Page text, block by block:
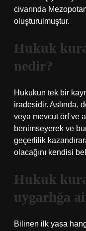
civarında
oluşturulmuştur.
Hukuk
nedir?
Hukukun tek bir
iradesidir. Aslında,
veya mevcut örf ve
benimseyerek ve
geçerlilik
olacağını kendisi
Hukuk
uygarlığa
Bilinen ilk yasa